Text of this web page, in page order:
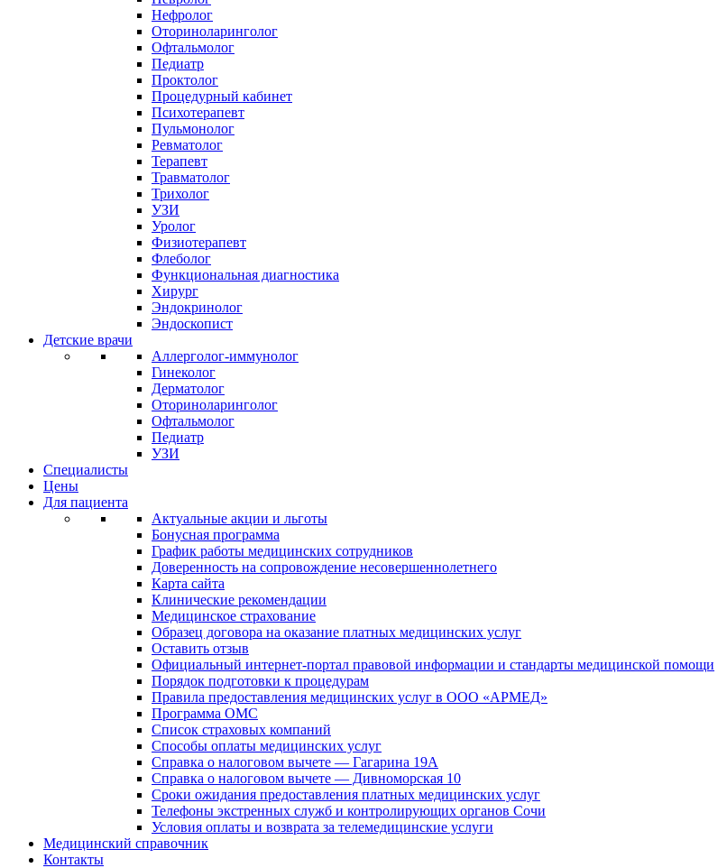
Нефролог
Оториноларинголог
Офтальмолог
Педиатр
Проктолог
Процедурный кабинет
Психотерапевт
Пульмонолог
Ревматолог
Терапевт
Травматолог
Трихолог
УЗИ
Уролог
Физиотерапевт
Флеболог
Функциональная диагностика
Хирург
Эндокринолог
Эндоскопист
Детские врачи
Аллерголог-иммунолог
Гинеколог
Дерматолог
Оториноларинголог
Офтальмолог
Педиатр
УЗИ
Специалисты
Цены
Для пациента
Актуальные акции и льготы
Бонусная программа
График работы медицинских сотрудников
Доверенность на сопровождение несовершеннолетнего
Карта сайта
Клинические рекомендации
Медицинское страхование
Образец договора на оказание платных медицинских услуг
Оставить отзыв
Официальный интернет-портал правовой информации и стандарты медицинской помощи
Порядок подготовки к процедурам
Правила предоставления медицинских услуг в ООО «АРМЕД»
Программа ОМС
Список страховых компаний
Способы оплаты медицинских услуг
Справка о налоговом вычете — Гагарина 19А
Справка о налоговом вычете — Дивноморская 10
Сроки ожидания предоставления платных медицинских услуг
Телефоны экстренных служб и контролирующих органов Сочи
Условия оплаты и возврата за телемедицинские услуги
Медицинский справочник
Контакты